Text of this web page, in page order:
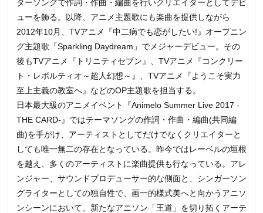
ターソングで作詞・作曲・編曲を行いクリエイターとしてデビ
ューを飾る。以降、アニメ主題歌にも楽曲を提供しながら
2012年10月、TVアニメ『中二病でも恋がしたい!』オープニン
グ主題歌「Sparkling Daydream」でメジャーデビュー。その
後もTVアニメ『トリニティセブン』、TVアニメ『コンクリー
ト・レボルティオ～超人幻想～』、TVアニメ『ようこそ実力
至上主義の教室へ』などのOP主題歌を担当する。
日本最大級のアニメイベント『Animelo Summer Live 2017 -
THE CARD-』ではテーマソングの作詞・作曲・編曲(共同編
曲)を手がけ、アーティストとしてだけでなくクリエイターと
しても唯一無二の存在となっている。昨今ではレーベルの垣根
を越え、多くのアーティストに楽曲提供も行なっている。アレ
ンジャー、サウンドプロデューサー的な側面と、シンガーソン
グライターとしての独自性で、画一的様式美へと向かうアニソ
ンシーンにおいて、新たなアニソン「王道」を切り拓くアーテ